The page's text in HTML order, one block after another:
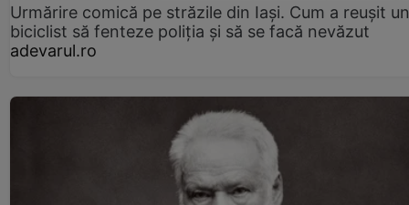
Urmărire comică pe străzile din Iași. Cum a reușit un
biciclist să fenteze poliția și să se facă nevăzut
adevarul.ro